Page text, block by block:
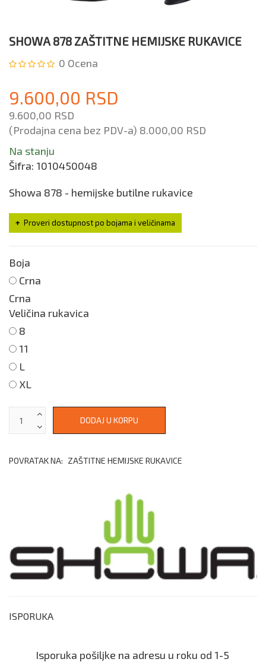
SHOWA 878 ZAŠTITNE HEMIJSKE RUKAVICE
0 Ocena
9.600,00 RSD
9.600,00 RSD
(Prodajna cena bez PDV-a) 8.000,00 RSD
Na stanju
Šifra: 1010450048
Showa 878 - hemijske butilne rukavice
Proveri dostupnost po bojama i veličinama
Boja
Crna
Crna
Veličina rukavica
8
11
L
XL
POVRATAK NA: ZAŠTITNE HEMIJSKE RUKAVICE
ISPORUKA
Isporuka pošiljke na adresu u roku od 1-5